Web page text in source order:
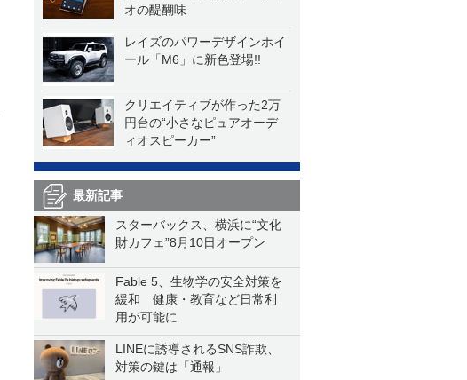
オの醍醐味
レイズのパワーデザインホイ
ール「M6」に新色登場!!
クリエイティブが作った2万
円台の“小さなピュアオーデ
ィオスピーカー”
最新記事
スターバックス、横浜に“文化
財カフェ”8月10日オープン
Fable 5、生物学の安全対策を
緩和 健康・教育など日常利
用が可能に
LINEに誘導されるSNS詐欺、
対策の鍵は「通報」